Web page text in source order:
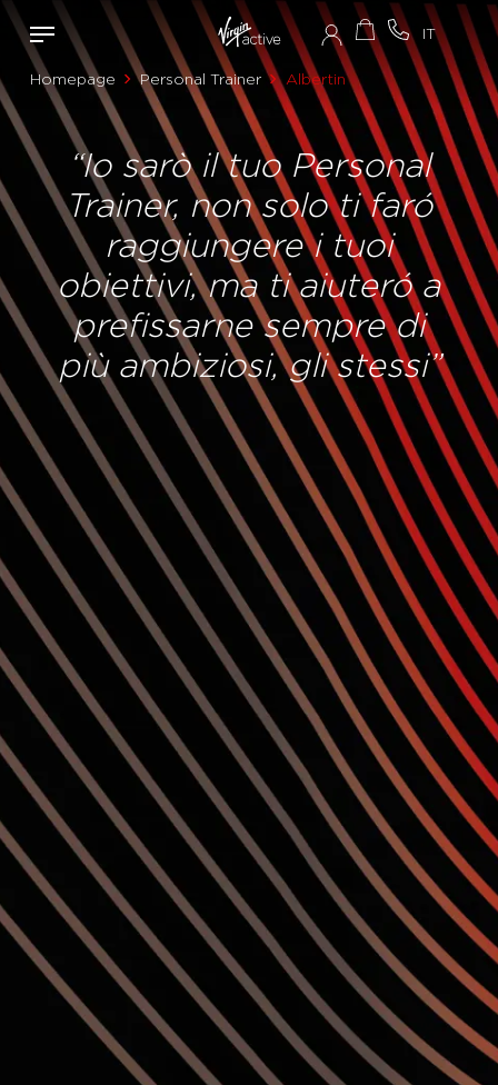
Homepage Personal Trainer Albertin
“Io sarò il tuo Personal
Trainer, non solo ti faró
raggiungere i tuoi
obiettivi, ma ti aiuteró a
prefissarne sempre di
più ambiziosi, gli stessi”